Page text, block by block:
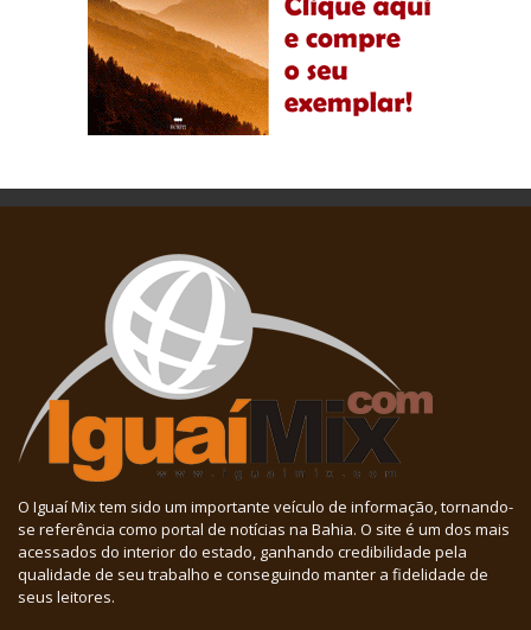
O Iguaí Mix tem sido um importante veículo de informação, tornando-
se referência como portal de notícias na Bahia. O site é um dos mais
acessados do interior do estado, ganhando credibilidade pela
qualidade de seu trabalho e conseguindo manter a fidelidade de
seus leitores.